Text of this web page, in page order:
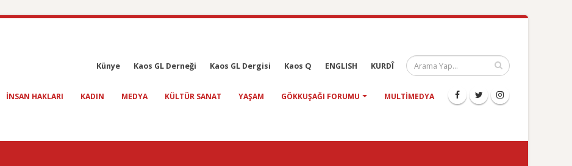
Künye Kaos GL Derneği Kaos GL Dergisi Kaos Q ENGLISH KURDÎ
INSAN HAKLARI KADIN MEDYA KÜLTÜR SANAT YAŞAM GÖKKUŞAĞI FORUMU MULTIMEDYA